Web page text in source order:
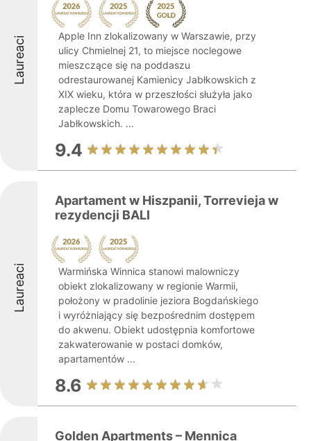
Laureaci
Apple Inn zlokalizowany w Warszawie, przy
ulicy Chmielnej 21, to miejsce noclegowe
mieszczące się na poddaszu
odrestaurowanej Kamienicy Jabłkowskich z
XIX wieku, która w przeszłości służyła jako
zaplecze Domu Towarowego Braci
Jabłkowskich. ...
9.4
Laureaci
Apartament w Hiszpanii, Torrevieja w
rezydencji BALI
Warmińska Winnica stanowi malowniczy
obiekt zlokalizowany w regionie Warmii,
położony w pradolinie jeziora Bogdańskiego
i wyróżniający się bezpośrednim dostępem
do akwenu. Obiekt udostępnia komfortowe
zakwaterowanie w postaci domków,
apartamentów ...
8.6
Golden Apartments – Mennica